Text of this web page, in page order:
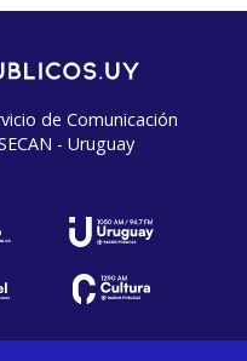
de Comunicación
- Uruguay